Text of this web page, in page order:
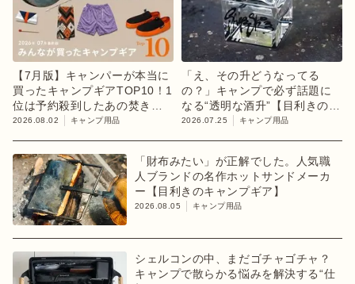
【7月版】キャンパーが本当に
買ったキャンプギアTOP10！1
位は予約殺到したあの焚き火
台
2026.08.02 キャンプ用品
「え、その升どうなってる
の？」キャンプで必ず話題に
なる“透明な酒升”【目利きのキ
ャンプギア】
2026.07.25 キャンプ用品
「財布みたい」が正解でした。人気職
人ブランドの名作ホットサンドメーカ
ー【目利きのキャンプギア】
2026.08.05 キャンプ用品
シェルコンの中、まだゴチャゴチャ？
キャンプで散らかる悩みを解決する“仕